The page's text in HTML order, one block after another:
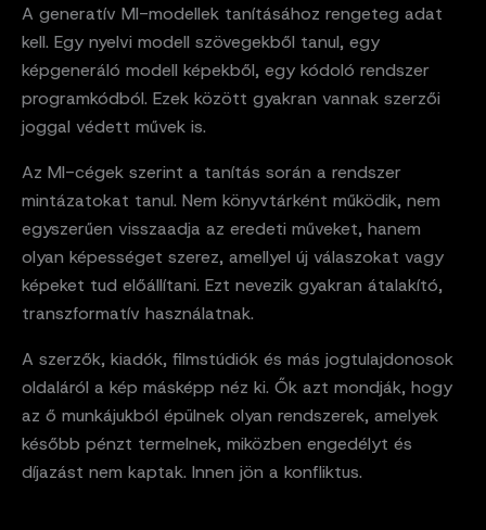
A generatív MI-modellek tanításához rengeteg adat
kell. Egy nyelvi modell szövegekből tanul, egy
képgeneráló modell képekből, egy kódoló rendszer
programkódból. Ezek között gyakran vannak szerzői
joggal védett művek is.
Az MI-cégek szerint a tanítás során a rendszer
mintázatokat tanul. Nem könyvtárként működik, nem
egyszerűen visszaadja az eredeti műveket, hanem
olyan képességet szerez, amellyel új válaszokat vagy
képeket tud előállítani. Ezt nevezik gyakran átalakító,
transzformatív használatnak.
A szerzők, kiadók, filmstúdiók és más jogtulajdonosok
oldaláról a kép másképp néz ki. Ők azt mondják, hogy
az ő munkájukból épülnek olyan rendszerek, amelyek
később pénzt termelnek, miközben engedélyt és
díjazást nem kaptak. Innen jön a konfliktus.